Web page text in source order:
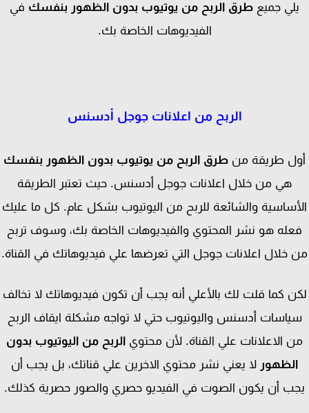
جميعطرق الربح من يوتيوب بدون الظهور بنفسكفي
الفيديوهات الخاصة بك.
الربح من اعلانات جوجل أدسنس
طريقة منطرق الربح من يوتيوب بدون الظهور بنفسك
هي من خلال اعلانات جوجل أدسنس. حيث تعتبر الطريقة
والشائعة للربح من اليوتيوب بشكل عام. كل ما عليك
هو نشر المحتوي والفيديوهات الخاصة بك، وسوف تربح
خلال اعلانات جوجل التي تعرضها علي فيديوهاتك في القناة.
كما قلت لك بالأعلي أنه يجب أن تكون فيديوهاتك لا تخالف
أدسنس واليوتيوب حتي لا تواجه مشكلة ايقاف الربح
الاعلانات علي القناة. لأن محتويالربح من اليوتيوب بدون
لا يعني نشر محتوي الاخرين علي قناتك، بل يجب أن
أن يكون الصوت في الفيديو حصري والصور حصرية كذلك.